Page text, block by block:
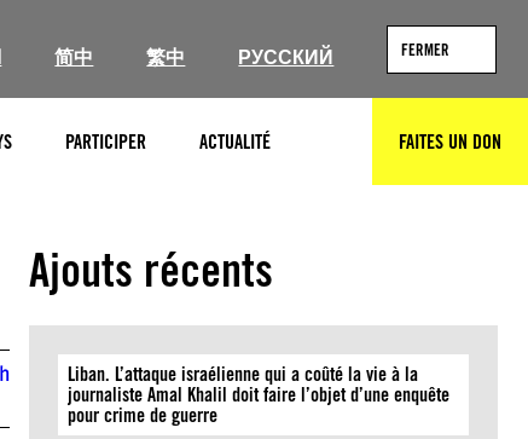
简中 繁中 РУССКИЙ FERMER
PARTICIPER ACTUALITÉ RECHERCHERFAITES UN DON
Ajouts récents
Liban. L’attaque israélienne qui a coûté la vie à la
journaliste Amal Khalil doit faire l’objet d’une enquête
pour crime de guerre